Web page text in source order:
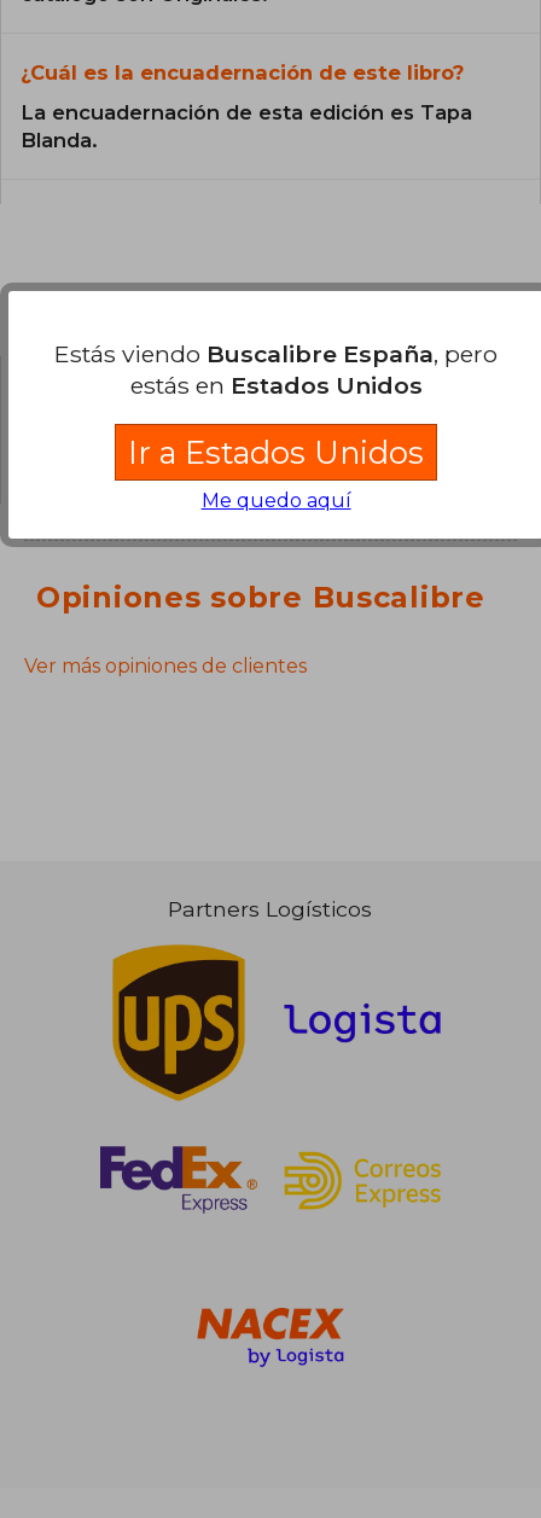
¿Cuál es la encuadernación de este libro?
La encuadernación de esta edición es Tapa
Blanda.
para poder agregar tu propia pregunta.
Opiniones sobre Buscalibre
Ver más opiniones de clientes
Partners Logísticos
Estás viendo Buscalibre España, pero
estás en Estados Unidos
Ir a Estados Unidos
Me quedo aquí